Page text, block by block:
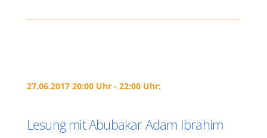
27.06.2017 20:00 Uhr - 22:00 Uhr:
Lesung mit Abubakar Adam Ibrahim